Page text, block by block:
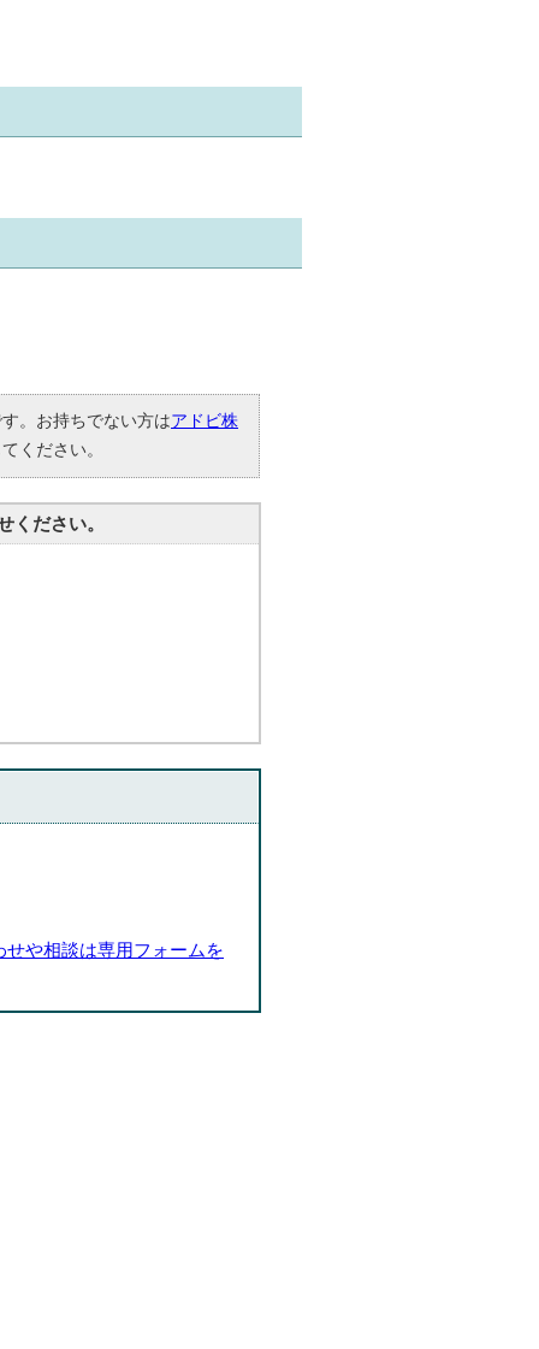
。お持ちでない方はアドビ株
ください。
ください。
や相談は専用フォームを